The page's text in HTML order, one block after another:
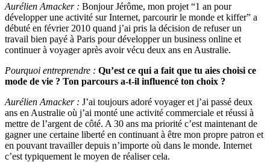
Aurélien Amacker : Bonjour Jérôme, mon projet “1 an pour
développer une activité sur Internet, parcourir le monde et kiffer” a
débuté en février 2010 quand j’ai pris la décision de refuser un
travail bien payé à Paris pour développer un business online et
continuer à voyager après avoir vécu deux ans en Australie.
Pourquoi entreprendre : Qu’est ce qui a fait que tu aies choisi ce
mode de vie ? Ton parcours a-t-il influencé ton choix ?
Aurélien Amacker : J’ai toujours adoré voyager et j’ai passé deux
ans en Australie où j’ai monté une activité commerciale et réussi à
mettre de l’argent de côté. A 30 ans ma priorité c’est maintenant de
gagner une certaine liberté en continuant à être mon propre patron et
en pouvant travailler depuis n’importe où dans le monde. Internet
c’est typiquement le moyen de réaliser cela.